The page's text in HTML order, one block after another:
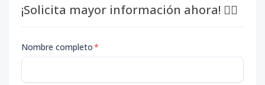
¡Solicita mayor información ahora! 👇🏽
Nombre completo*